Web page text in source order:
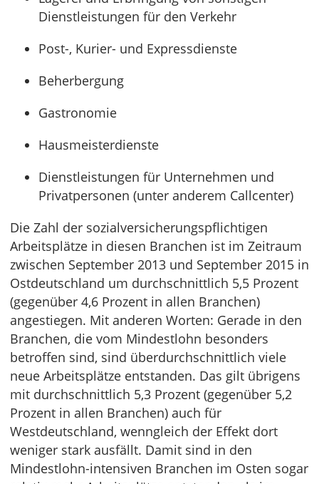
Dienstleistungen für den Verkehr
Post-, Kurier- und Expressdienste
Beherbergung
Gastronomie
Hausmeisterdienste
Dienstleistungen für Unternehmen und
Privatpersonen (unter anderem Callcenter)
Die Zahl der sozialversicherungspflichtigen
Arbeitsplätze in diesen Branchen ist im Zeitraum
zwischen September 2013 und September 2015 in
Ostdeutschland um durchschnittlich 5,5 Prozent
(gegenüber 4,6 Prozent in allen Branchen)
angestiegen. Mit anderen Worten: Gerade in den
Branchen, die vom Mindestlohn besonders
betroffen sind, sind überdurchschnittlich viele
neue Arbeitsplätze entstanden. Das gilt übrigens
mit durchschnittlich 5,3 Prozent (gegenüber 5,2
Prozent in allen Branchen) auch für
Westdeutschland, wenngleich der Effekt dort
weniger stark ausfällt. Damit sind in den
Mindestlohn-intensiven Branchen im Osten sogar